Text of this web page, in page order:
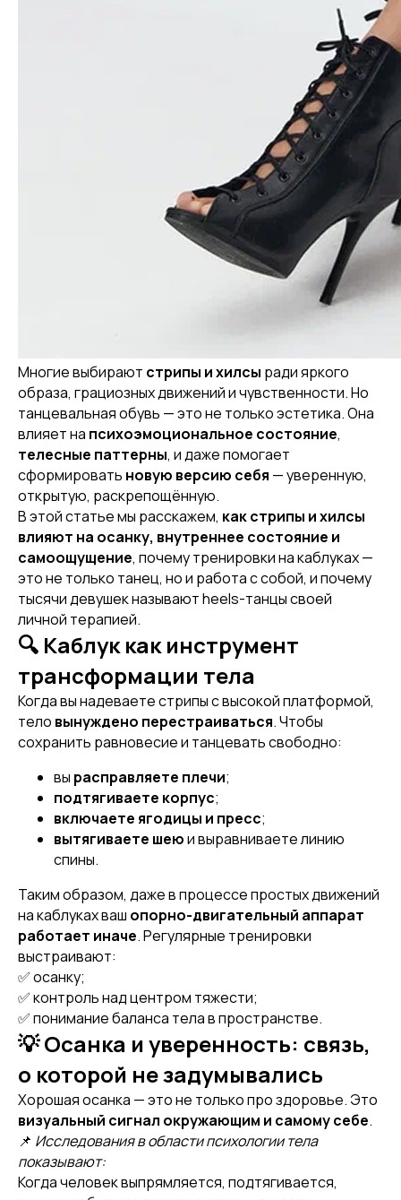
Многие выбирают стрипы и хилсы ради яркого
образа, грациозных движений и чувственности. Но
танцевальная обувь — это не только эстетика. Она
влияет на психоэмоциональное состояние,
телесные паттерны, и даже помогает
сформировать новую версию себя — уверенную,
открытую, раскрепощённую.
В этой статье мы расскажем, как стрипы и хилсы
влияют на осанку, внутреннее состояние и
самоощущение, почему тренировки на каблуках —
это не только танец, но и работа с собой, и почему
тысячи девушек называют heels-танцы своей
личной терапией.
🔍 Каблук как инструмент
трансформации тела
Когда вы надеваете стрипы с высокой платформой,
тело вынуждено перестраиваться. Чтобы
сохранить равновесие и танцевать свободно:
вы расправляете плечи;
подтягиваете корпус;
включаете ягодицы и пресс;
вытягиваете шеюи выравниваете линию
спины.
Таким образом, даже в процессе простых движений
на каблуках ваш опорно-двигательный аппарат
работает иначе. Регулярные тренировки
выстраивают:
✅ осанку;
✅ контроль над центром тяжести;
✅ понимание баланса тела в пространстве.
💡 Осанка и уверенность: связь,
о которой не задумывались
Хорошая осанка — это не только про здоровье. Это
визуальный сигнал окружающим и самому себе.
📌 Исследования в области психологии тела
показывают:
Когда человек выпрямляется, подтягивается,